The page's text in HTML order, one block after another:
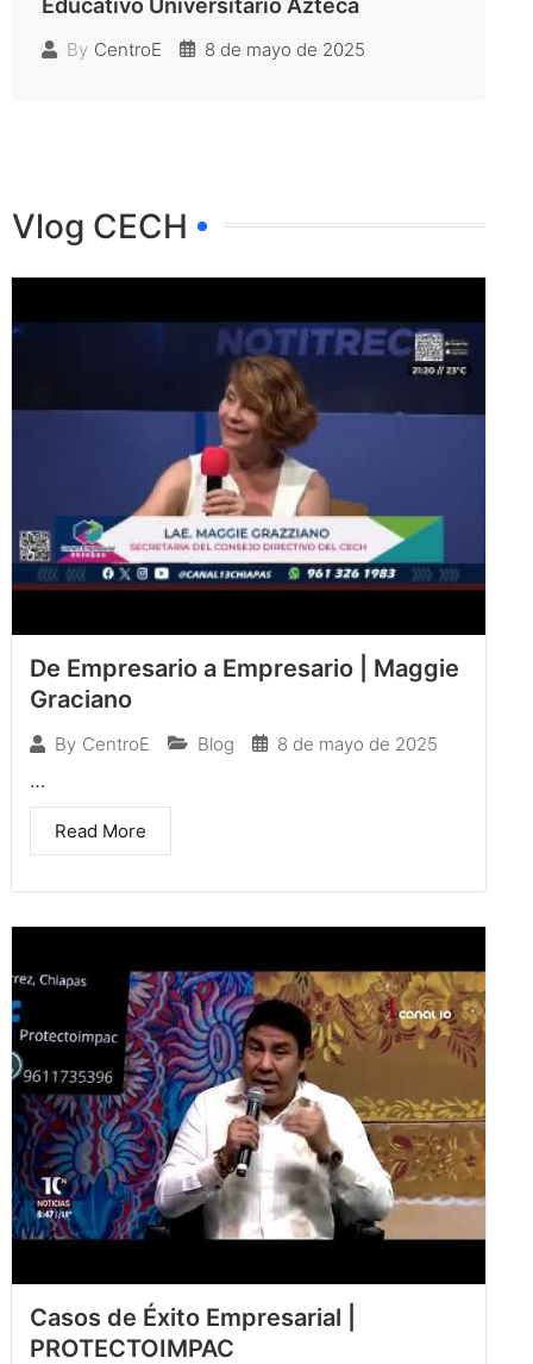
Educativo Universitario Azteca
By CentroE 8 de mayo de 2025
Vlog CECH
De Empresario a Empresario | Maggie
Graciano
By CentroE Blog 8 de mayo de 2025
…
Read More
Casos de Éxito Empresarial |
PROTECTOIMPAC